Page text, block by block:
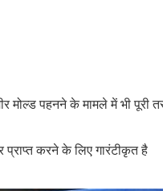
मोल्ड पहनने के मामले में भी पूरी
करने के लिए गारंटीकृत है